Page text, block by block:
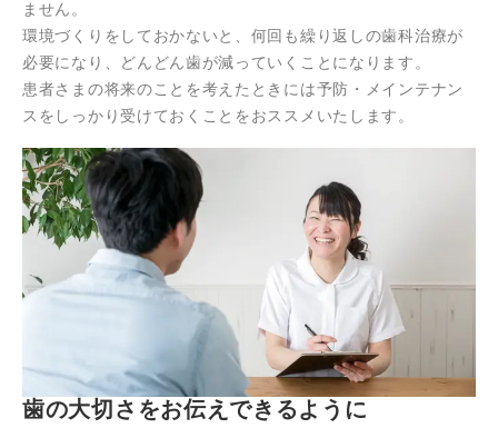
ません。
環境づくりをしておかないと、何回も繰り返しの歯科治療が
必要になり、どんどん歯が減っていくことになります。
患者さまの将来のことを考えたときには予防・メインテナン
スをしっかり受けておくことをおススメいたします。
歯の大切さをお伝えできるように